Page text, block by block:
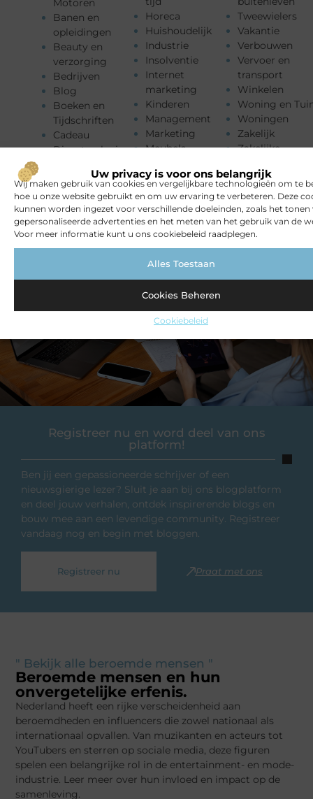
Uw privacy is voor ons belangrijk
Wij maken gebruik van cookies en vergelijkbare technologieën om te
hoe u onze website gebruikt en om uw ervaring te verbeteren. Deze
kunnen worden ingezet voor verschillende doeleinden, zoals het tonen
gepersonaliseerde advertenties en het meten van het gebruik van de
Voor meer informatie kunt u ons cookiebeleid raadplegen.
Alles Toestaan
Cookies Beheren
Cookiebeleid
Motoren
Banen en
opleidingen
Beauty en
verzorging
Bedrijven
Blog
Boeken en
Tijdschriften
Cadeau
Dienstverlening
Computers
Horeca
Huishoudelijk
Industrie
Insolventie
Internet
marketing
Kinderen
Management
Marketing
Meubels
Kleding
Muziek
Tweewielers
Vakantie
Verbouwen
Vervoer en
transport
Winkelen
Woning en
Woningen
Zakelijk
Zakelijke
Zorg
ZZP
Registreer nu en word deel van ons
platform!
Ben jij een gepassioneerde schrijver of een
nieuwsgierige lezer? Sluit je aan bij ons blogplatform
en deel jouw verhalen, ontdek inspirerende blogs en
bouw mee aan een levendige community. Registreer
vandaag nog en begin met bloggen.
Registreer nu Praat met ons
" Bekijk alle beroemde mensen "
Beroemde mensen en hun
onvergetelijke erfenis.
Nederland heeft een rijke verscheidenheid aan
beroemdheden en influencers die zowel nationaal als
internationaal opvallen. Van muzikanten en acteurs tot
YouTubers en sterren op sociale media, deze figuren
spelen een belangrijke rol in de entertainment- en mode-
industrie. Leer meer over hun invloed en impact op de
samenleving.